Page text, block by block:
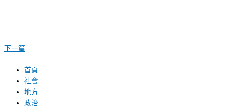
下一篇
首頁
社會
地方
政治